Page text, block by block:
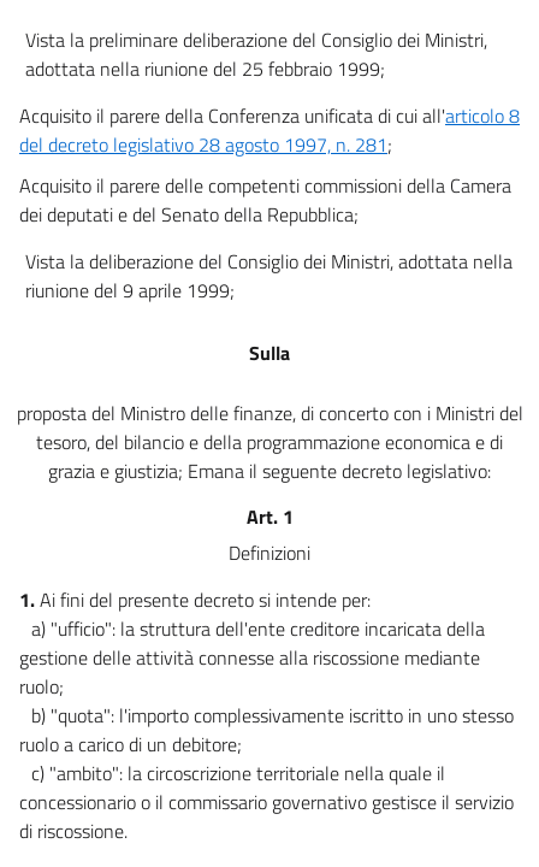
Capo II
((PRINCIPI GENERALI DEI DIRITTI E DEGLI OBBLIGHI))
Sezione I
Diritti del concessionario
17
18
19
20
Sezione II
22
23
24
Sezione III
Cauzione
27
29
30
31
32
Vista la preliminare deliberazione del Consiglio dei Ministri,
adottata nella riunione del 25 febbraio 1999;
Acquisito il parere della Conferenza unificata di cui all'articolo 8
del decreto legislativo 28 agosto 1997, n. 281;
Acquisito il parere delle competenti commissioni della Camera
dei deputati e del Senato della Repubblica;
Vista la deliberazione del Consiglio dei Ministri, adottata nella
riunione del 9 aprile 1999;
Sulla
proposta del Ministro delle finanze, di concerto con i Ministri del
tesoro, del bilancio e della programmazione economica e di
grazia e giustizia; Emana il seguente decreto legislativo:
Art. 1
Definizioni
1.Ai fini del presente decreto si intende per:
a) "ufficio": la struttura dell'ente creditore incaricata della
gestione delle attività connesse alla riscossione mediante
ruolo;
b) "quota": l'importo complessivamente iscritto in uno stesso
ruolo a carico di un debitore;
c) "ambito": la circoscrizione territoriale nella quale il
concessionario o il commissario governativo gestisce il servizio
di riscossione.